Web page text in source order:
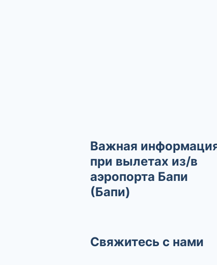
Важная
при вылетах из/в
аэропорта Бапи
(Бапи)
Свяжитесь с нами